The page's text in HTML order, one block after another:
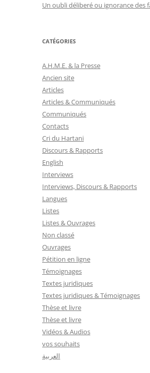
Un oubli déliberé ou ignorance des
CATÉGORIES
A.H.M.E. & la Presse
Ancien site
Articles
Articles & Communiqués
Communiqués
Contacts
Cri du Hartani
Discours & Rapports
English
Interviews
Interviews, Discours & Rapports
Langues
Listes
Listes & Ouvrages
Non classé
Ouvrages
Pétition en ligne
Témoignages
Textes juridiques
Textes juridiques & Témoignages
Thèse et livre
Thèse et livre
Vidéos & Audios
vos souhaits
العربية